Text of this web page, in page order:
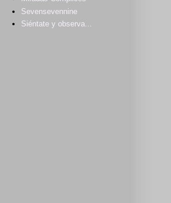
Sevensevennine
Siéntate y observa...